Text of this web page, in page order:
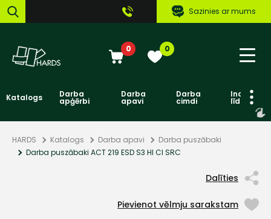
Sazinies ar mums
0 0
Katalogs Darba
apģērbi
Darba
apavi
Darba
cimdi līdzekļi
HARDS Katalogs Darba apavi
Darba puszābaki
Darba puszābaki ACT 219 ESD S3 HI CI SRC
Dalīties
Pievienot vēlmju sarakstam